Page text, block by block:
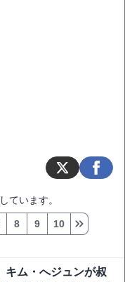
ています。
8 9 10
キム・へジュンが叔